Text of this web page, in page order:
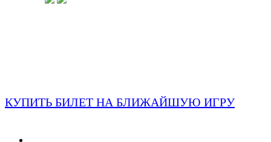
КУПИТЬ БИЛЕТ НА БЛИЖАЙШУЮ ИГРУ